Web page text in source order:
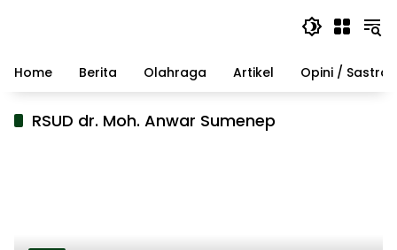
Home
Berita Olahraga Artikel Opini / Sastra
RSUD dr. Moh. Anwar Sumenep